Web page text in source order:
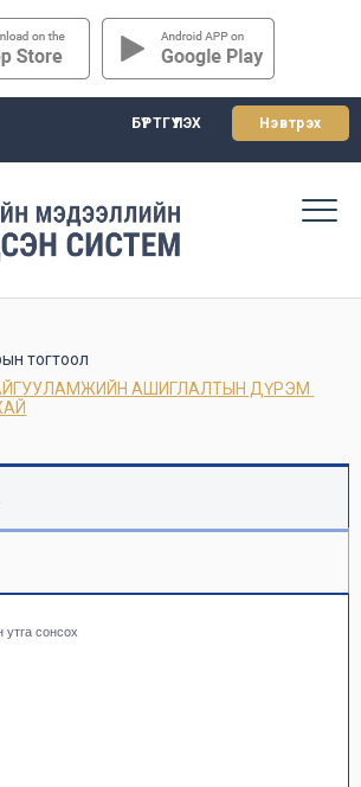
БҮРТГҮҮЛЭХ Нэвтрэх
тогтоол
АШИГЛАЛТЫН ДҮРЭМ
сонсох